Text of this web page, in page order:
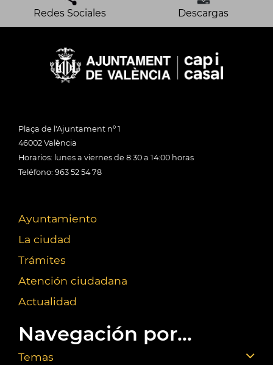
Redes Sociales Descargas
Plaça de l'Ajuntament nº 1
46002 València
Horarios: lunes a viernes de 8:30 a 14:00 horas
Teléfono: 963 52 54 78
Ayuntamiento
La ciudad
Trámites
Atención ciudadana
Actualidad
Navegación por...
Temas